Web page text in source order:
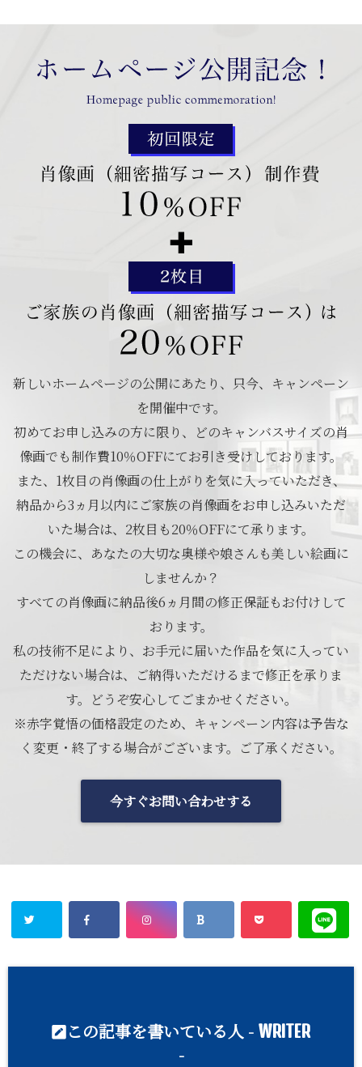
新しいホームページの公開にあたり、只今、キャンペーン
を開催中です。
初めてお申し込みの方に限り、どのキャンバスサイズの肖
像画でも制作費10％OFFにてお引き受けしております。
また、1枚目の肖像画の仕上がりを気に入っていただき、
納品から3ヵ月以内にご家族の肖像画をお申し込みいただ
いた場合は、2枚目も20％OFFにて承ります。
この機会に、あなたの大切な奥様や娘さんも美しい絵画に
しませんか？
すべての肖像画に納品後6ヵ月間の修正保証もお付けして
おります。
私の技術不足により、お手元に届いた作品を気に入ってい
ただけない場合は、ご納得いただけるまで修正を承りま
す。どうぞ安心してごまかせください。
※赤字覚悟の価格設定のため、キャンペーン内容は予告な
く変更・終了する場合がございます。ご了承ください。
今すぐお問い合わせする
この記事を書いている人 - WRITER
-